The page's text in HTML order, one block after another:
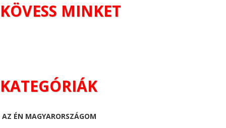
KÖVESS MINKET
KATEGÓRIÁK
AZ ÉN MAGYARORSZÁGOM